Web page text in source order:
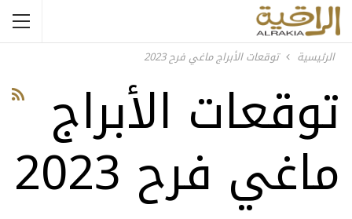
الرئيسية توقعات الأبراج ماغي فرح 2023
توقعات الأبراج
ماغي فرح 2023